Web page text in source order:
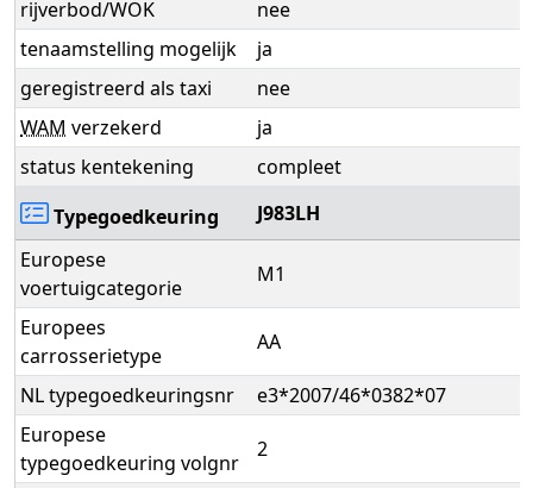
rijverbod/WOK
nee
tenaamstelling mogelijk
ja
geregistreerd als taxi
nee
WAM verzekerd
ja
status kentekening
compleet
Typegoedkeuring
J983LH
Europese
voertuigcategorie
M1
Europees
carrosserietype
AA
NL typegoedkeuringsnr
e3*2007/46*0382*07
Europese
typegoedkeuring volgnr
2